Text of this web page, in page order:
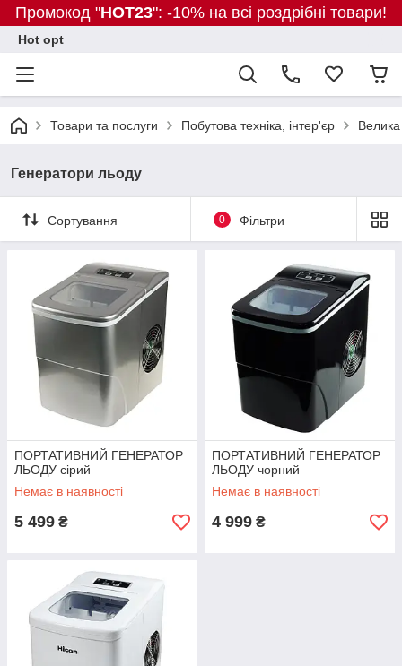
Промокод "HOT23": -10% на всі роздрібні товари!
Hot opt
Товари та послуги Побутова техніка, інтер'єр Велика
Генератори льоду
Сортування 0 Фільтри
ПОРТАТИВНИЙ ГЕНЕРАТОР
ЛЬОДУ сірий
Немає в наявності
5 499 ₴
ПОРТАТИВНИЙ ГЕНЕРАТОР
ЛЬОДУ чорний
Немає в наявності
4 999 ₴